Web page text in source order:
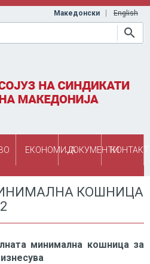
Македонски English
ЕКОНОМИЈАДОКУМЕНТИКОНТАКТ
КОШНИЦА
минимална кошница за